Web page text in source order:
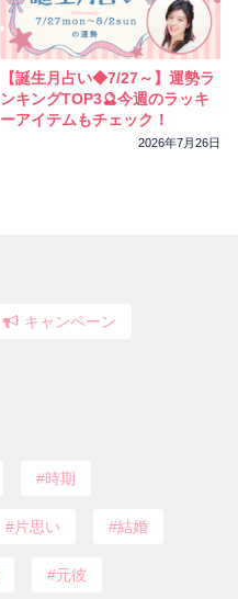
【誕生月占い◆7/27～】運勢ラ
ンキングTOP3🔮今週のラッキ
ーアイテムもチェック！
2026年7月26日
キャンペーン
時期
片思い 結婚
元彼